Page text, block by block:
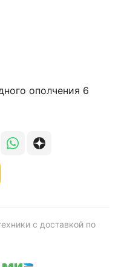
ополчения 6
с доставкой по